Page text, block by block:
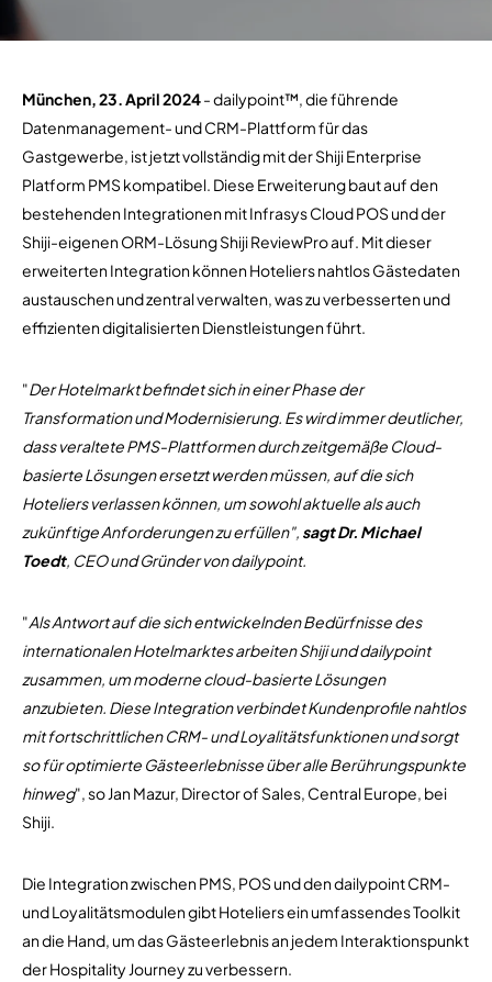
München, 23. April 2024- dailypoint™, die führende
Datenmanagement- und CRM-Plattform für das
Gastgewerbe, ist jetzt vollständig mit der Shiji Enterprise
Platform PMS kompatibel. Diese Erweiterung baut auf den
bestehenden Integrationen mit Infrasys Cloud POS und der
Shiji-eigenen ORM-Lösung Shiji ReviewPro auf. Mit dieser
erweiterten Integration können Hoteliers nahtlos Gästedaten
austauschen und zentral verwalten, was zu verbesserten und
effizienten digitalisierten Dienstleistungen führt.
"Der Hotelmarkt befindet sich in einer Phase der
Transformation und Modernisierung. Es wird immer deutlicher,
dass veraltete PMS-Plattformen durch zeitgemäße Cloud-
basierte Lösungen ersetzt werden müssen, auf die sich
Hoteliers verlassen können, um sowohl aktuelle als auch
zukünftige Anforderungen zu erfüllen", sagt Dr. Michael
Toedt, CEO und Gründer von dailypoint.
"Als Antwort auf die sich entwickelnden Bedürfnisse des
internationalen Hotelmarktes arbeiten Shiji und dailypoint
zusammen, um moderne cloud-basierte Lösungen
anzubieten. Diese Integration verbindet Kundenprofile nahtlos
mit fortschrittlichen CRM- und Loyalitätsfunktionen und sorgt
so für optimierte Gästeerlebnisse über alle Berührungspunkte
hinweg", so Jan Mazur, Director of Sales, Central Europe, bei
Shiji.
Die Integration zwischen PMS, POS und den dailypoint CRM-
und Loyalitätsmodulen gibt Hoteliers ein umfassendes Toolkit
an die Hand, um das Gästeerlebnis an jedem Interaktionspunkt
der Hospitality Journey zu verbessern.